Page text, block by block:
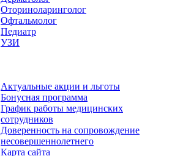
Оториноларинголог
Офтальмолог
Педиатр
УЗИ
Актуальные акции и льготы
Бонусная программа
График работы медицинских
сотрудников
Доверенность на сопровождение
несовершеннолетнего
Карта сайта